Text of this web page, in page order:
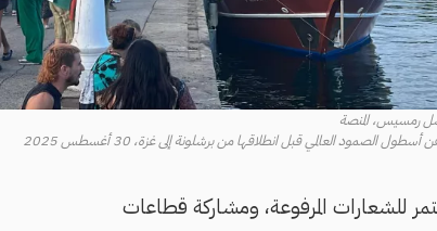
رمسيس، المنصة
الصمود العالمي قبل انطلاقها من برشلونة إلى غزة، 30 أغسطس 2025
للشعارات المرفوعة، ومشاركة قطاعات